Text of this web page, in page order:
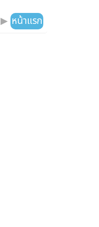
▶ หน้าแรก